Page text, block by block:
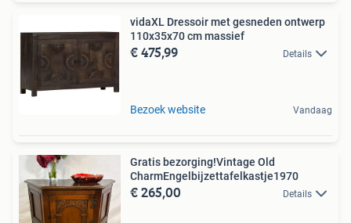
vidaXL Dressoir met gesneden ontwerp
110x35x70 cm massief
€ 475,99 Details
Bezoek website Vandaag
Gratis bezorging!Vintage Old
CharmEngelbijzettafelkastje1970
€ 265,00 Details